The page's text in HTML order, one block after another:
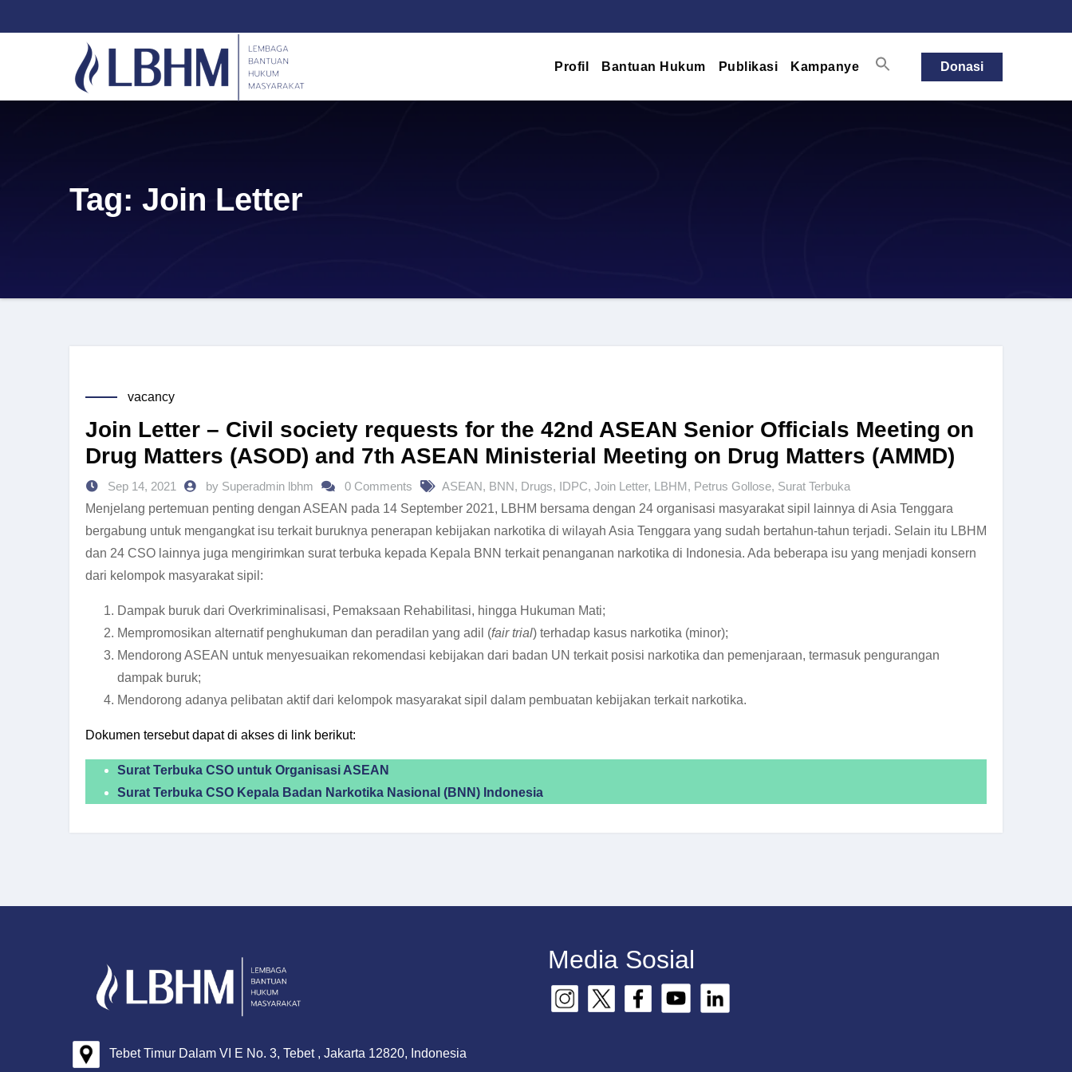
to
Profil
Bantuan Hukum Publikasi Kampanye Donasi
Tag: Join Letter
vacancy
Join Letter – Civil society requests for the 42nd ASEAN Senior Officials Meeting on
Drug Matters (ASOD) and 7th ASEAN Ministerial Meeting on Drug Matters (AMMD)
Sep 14, 2021 by Superadmin lbhm 0 Comments ASEAN, BNN, Drugs, IDPC, Join Letter, LBHM, Petrus Gollose, Surat Terbuka
Menjelang pertemuan penting dengan ASEAN pada 14 September 2021, LBHM bersama dengan 24 organisasi masyarakat sipil lainnya di Asia Tenggara
bergabung untuk mengangkat isu terkait buruknya penerapan kebijakan narkotika di wilayah Asia Tenggara yang sudah bertahun-tahun terjadi. Selain itu LBHM
dan 24 CSO lainnya juga mengirimkan surat terbuka kepada Kepala BNN terkait penanganan narkotika di Indonesia. Ada beberapa isu yang menjadi konsern
dari kelompok masyarakat sipil:
Dampak buruk dari Overkriminalisasi, Pemaksaan Rehabilitasi, hingga Hukuman Mati;
Mempromosikan alternatif penghukuman dan peradilan yang adil (fair trial) terhadap kasus narkotika (minor);
Mendorong ASEAN untuk menyesuaikan rekomendasi kebijakan dari badan UN terkait posisi narkotika dan pemenjaraan, termasuk pengurangan
dampak buruk;
Mendorong adanya pelibatan aktif dari kelompok masyarakat sipil dalam pembuatan kebijakan terkait narkotika.
Dokumen tersebut dapat di akses di link berikut:
Surat Terbuka CSO untuk Organisasi ASEAN
Surat Terbuka CSO Kepala Badan Narkotika Nasional (BNN) Indonesia
Tebet Timur Dalam VI E No. 3, Tebet , Jakarta 12820, Indonesia
Media Sosial